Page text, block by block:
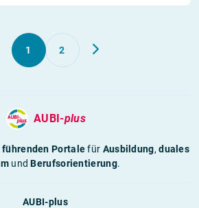
1 2
AUBI-plus
führenden Portalefür Ausbildung,duales
undBerufsorientierung.
AUBI-plus